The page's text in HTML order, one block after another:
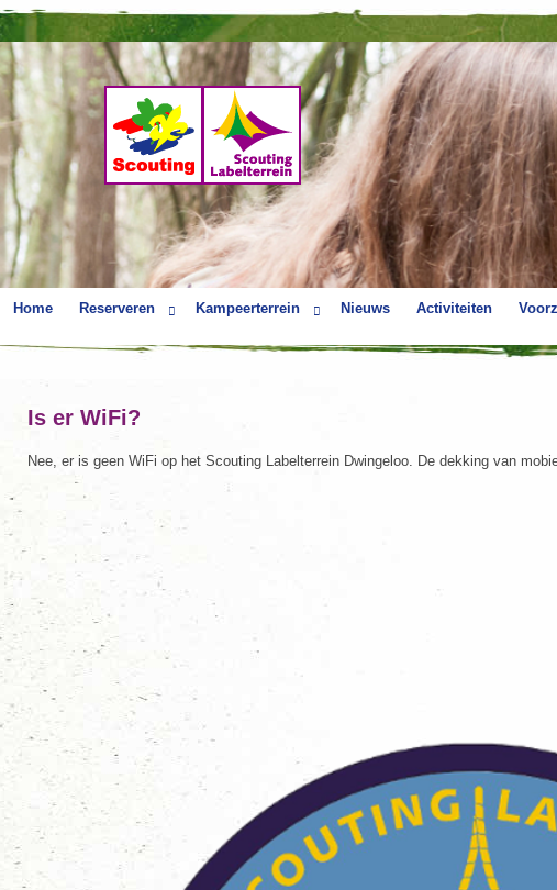
Home Reserveren Kampeerterrein Nieuws Activiteiten
Is er WiFi?
Nee, er is geen WiFi op het Scouting Labelterrein Dwingeloo. De dekking van